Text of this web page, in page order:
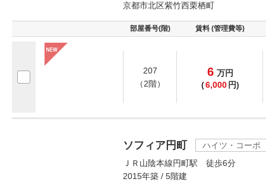
京都市北区紫竹西栗栖町
部屋番号(階) 賃料 (管理費等)
207
（2階）
6 万円
(6,000 円)
ソフィア円町
ハイツ・コーポ
ＪＲ山陰本線円町駅 徒歩6分
2015年築 / 5階建